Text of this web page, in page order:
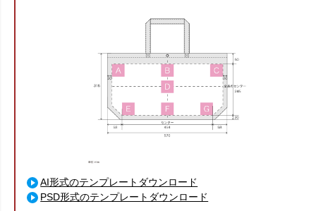
AI形式のテンプレートダウンロード
PSD形式のテンプレートダウンロード